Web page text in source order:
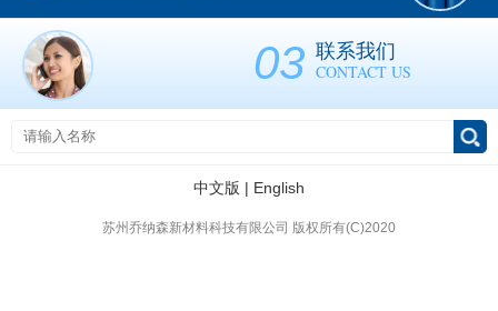
03 联系我们
CONTACT US
中文版 | English
苏州乔纳森新材料科技有限公司 版权所有(C)2020